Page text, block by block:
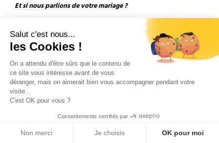
Salut c'est nous...
les Cookies !
On a attendu d'être sûrs que le contenu de
ce site vous intéresse avant de vous
déranger, mais on aimerait bien vous accompagner pendant votre
visite...
C'est OK pour vous ?
Consentements certifiés par
Non merci Je choisis OK pour moi
Et si nous parlions de votre mariage ?
Copyright 2026 by Olivier Douard Photographe de mariage - Tous droits réservés